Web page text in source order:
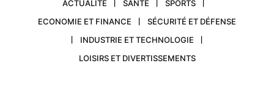
ACTUALITÉ SANTÉ
SPORTS
ECONOMIE ET FINANCE
SÉCURITÉ ET DÉFENSE
INDUSTRIE ET TECHNOLOGIE
LOISIRS ET DIVERTISSEMENTS